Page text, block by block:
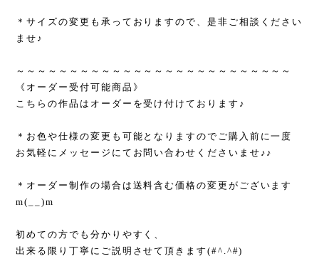
＊サイズの変更も承っておりますので、是非ご相談ください
ませ♪
～～～～～～～～～～～～～～～～～～～～～～～～～～
《オーダー受付可能商品》
こちらの作品はオーダーを受け付けております♪
＊お色や仕様の変更も可能となりますのでご購入前に一度
お気軽にメッセージにてお問い合わせくださいませ♪♪
＊オーダー制作の場合は送料含む価格の変更がございます
m(__)m
初めての方でも分かりやすく、
出来る限り丁寧にご説明させて頂きます(#^.^#)